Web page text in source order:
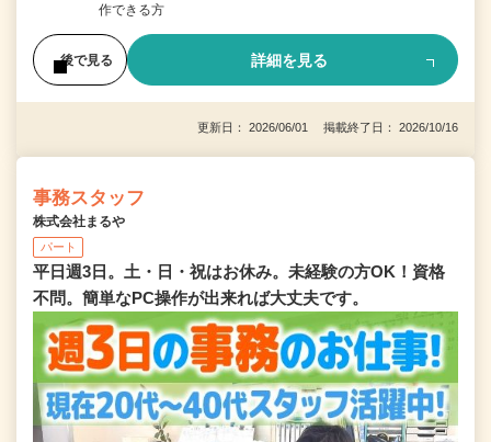
作できる方
後で見る 詳細を見る
更新日： 2026/06/01 掲載終了日： 2026/10/16
事務スタッフ
株式会社まるや
パート
平日週3日。土・日・祝はお休み。未経験の方OK！資格
不問。簡単なPC操作が出来れば大丈夫です。